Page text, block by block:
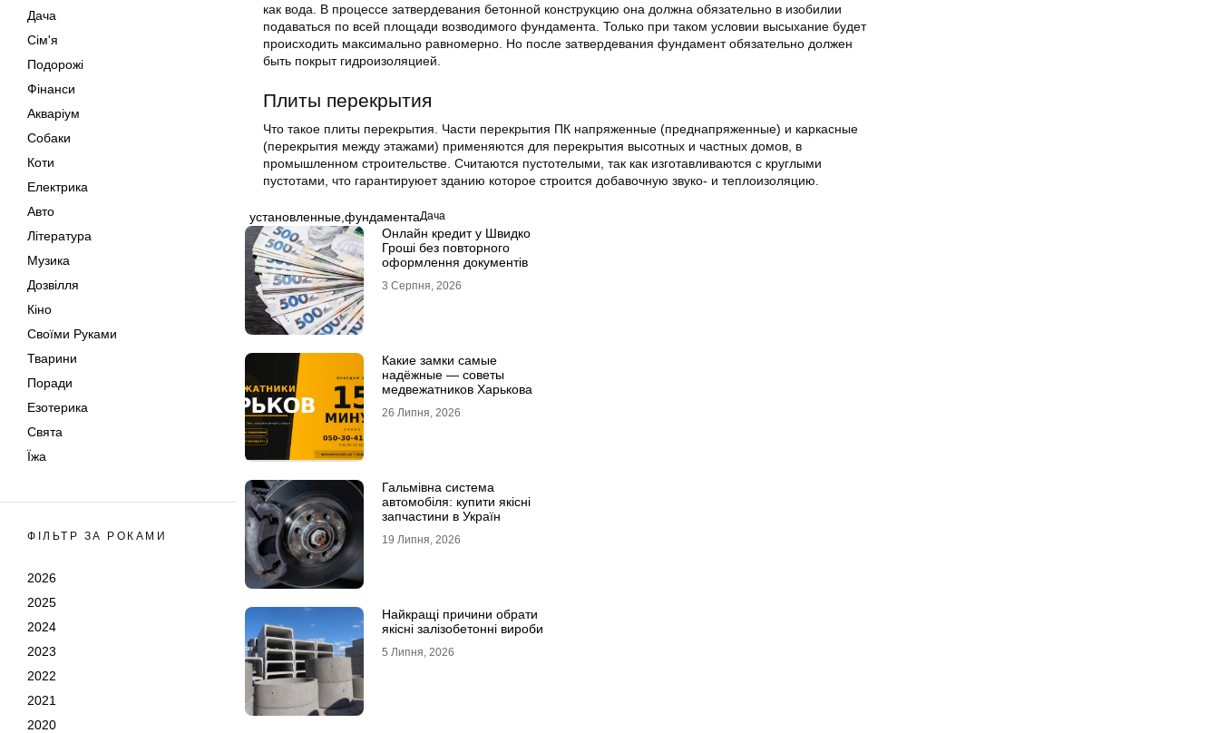
Дача
Сім'я
Подорожі
Фінанси
Акваріум
Собаки
Коти
Електрика
Авто
Література
Музика
Дозвілля
Кіно
Своїми Руками
Тварини
Поради
Езотерика
Свята
Їжа
ФІЛЬТР ЗА РОКАМИ
2026
2025
2024
2023
2022
2021
2020
как вода. В процессе затвердевания бетонной конструкцию она должна обязательно в изобилии
подаваться по всей площади возводимого фундамента. Только при таком условии высыхание будет
происходить максимально равномерно. Но после затвердевания фундамент обязательно должен
быть покрыт гидроизоляцией.
Плиты перекрытия
Что такое плиты перекрытия. Части перекрытия ПК напряженные (преднапряженные) и каркасные
(перекрытия между этажами) применяются для перекрытия высотных и частных домов, в
промышленном строительстве. Считаются пустотелыми, так как изготавливаются с круглыми
пустотами, что гарантируюет зданию которое строится добавочную звуко- и теплоизоляцию.
установленные фундаментаДача
Онлайн кредит у Швидко
Гроші без повторного
оформлення документів
3 Серпня, 2026
Какие замки самые
надёжные — советы
медвежатников Харькова
26 Липня, 2026
Гальмівна система
автомобіля: купити якісні
запчастини в Україн
19 Липня, 2026
Найкращі причини обрати
якісні залізобетонні вироби
5 Липня, 2026